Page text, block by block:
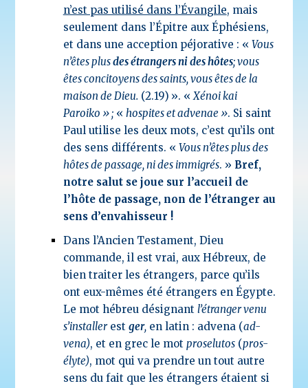
n’est pas utilisé dans l’Évangile, mais
seulement dans l’Épitre aux Éphésiens,
et dans une acception péjorative : « Vous
n’êtes plusdes étrangers ni des hôtes; vous
êtes concitoyens des saints, vous êtes de la
maison de Dieu. (2.19) ». « Xénoi kai
Paroiko » ;« hospites et advenae ». Si saint
Paul utilise les deux mots, c’est qu’ils ont
des sens différents. « Vous n’êtes plus des
hôtes de passage, ni des immigrés. » Bref,
notre salut se joue sur l’accueil de
l’hôte de passage, non de l’étranger au
sens d’envahisseur !
Dans l’Ancien Testament, Dieu
commande, il est vrai, aux Hébreux, de
bien traiter les étrangers, parce qu’ils
ont eux-mêmes été étrangers en Égypte.
Le mot hébreu désignant l’étranger venu
s’installerest ger,en latin : advena (ad-
vena), et en grec le mot proselutos(pros-
élyte), mot qui va prendre un tout autre
sens du fait que les étrangers étaient si